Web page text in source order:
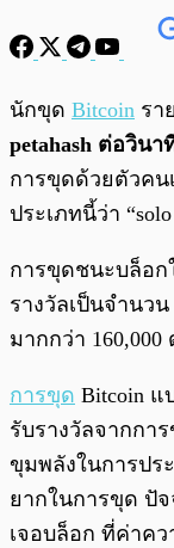
นักขุด Bitcoin รา
petahash ต่อวินา
การขุดด้วยตัวค
ประเภทนี้ว่า “solo
การขุดชนะบล็อก
รางวัลเป็นจำนว
มากกว่า
การขุด Bitcoin แ
รับรางวัลจากกา
ขุมพลังในการปร
ยากในการขุด ปั
เจอบล็อก ที่ค่าคว